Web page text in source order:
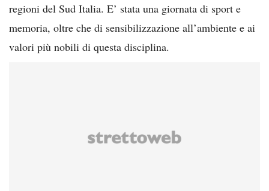
regioni del Sud Italia. E’ stata una giornata di sport e
memoria, oltre che di sensibilizzazione all’ambiente e ai
valori più nobili di questa disciplina.